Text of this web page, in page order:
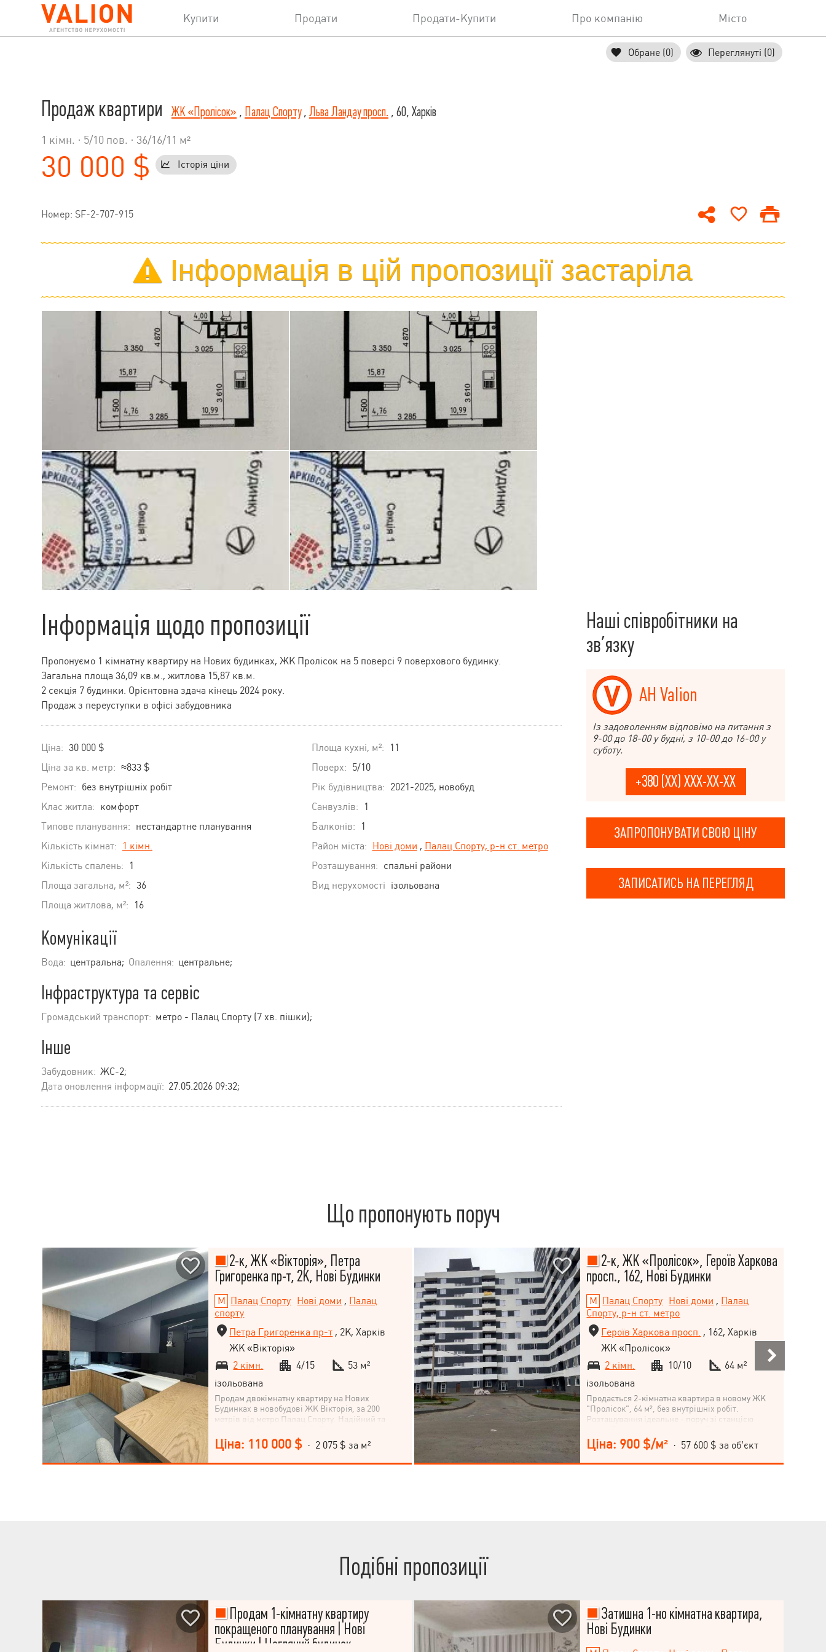
Купити Продати Продати-Купити Про компанію Місто
Обране (0) Переглянуті (0)
Продаж квартири ЖК «Пролісок» , Палац Спорту, Льва Ландау просп. , 60, Харків
1 кімн. · 5/10 пов. · 36/16/11 м²
30 000 $ Історія ціни
Номер: SF-2-707-915
Інформація в цій пропозиції застаріла
Інформація щодо пропозиції
Пропонуємо 1 кімнатну квартиру на Нових будинках, ЖК Пролісок на 5 поверсі 9 поверхового будинку.
Загальна площа 36,09 кв.м., житлова 15,87 кв.м.
2 секція 7 будинки. Орієнтовна здача кінець 2024 року.
Продаж з переуступки в офісі забудовника
Ціна: 30 000 $
Ціна за кв. метр: ≈833 $
Ремонт: без внутрішніх робіт
Клас житла: комфорт
Типове планування: нестандартне планування
Кількість кімнат:
1 кімн.
Кількість спалень:
1
Площа загальна, м²: 36
Площа житлова, м²:
16
Площа кухні, м²:
11
Поверх: 5/10
Рік будівництва: 2021-2025, новобуд
Санвузлів:
1
Балконів:
1
Район міста: Нові доми , Палац Спорту, р-н ст. метро
Розташування: спальні райони
Вид нерухомості ізольована
Комунікації
Вода: центральна; Опалення: центральне;
Інфраструктура та сервіс
Громадський транспорт: метро - Палац Спорту (7 хв. пішки);
Інше
Забудовник: ЖС-2;
Дата оновлення інформації: 27.05.2026 09:32;
Наші співробітники на
зв’язку
АН Valion
Із задоволенням відповімо на питання з
9-00 до 18-00 у будні, з 10-00 до 16-00 у
суботу.
+380 (XX) XXX-XX-XX
ЗАПРОПОНУВАТИ СВОЮ ЦІНУ
ЗАПИСАТИСЬ НА ПЕРЕГЛЯД
Що пропонують поруч
2-к, ЖК «Вікторія», Петра
Григоренка пр-т, 2К, Нові Будинки
Палац Спорту Нові доми , Палац
спорту
Петра Григоренка пр-т , 2К, Харків
ЖК «Вікторія»
2 кімн.
4/15
53 м²
ізольована
Продам двокімнатну квартиру на Нових
Будинках в новобудові ЖК Вікторія, за 200
метрів від метро Палац Спорту. Надійний та
територія з відеоспостереженням по периметру,
дитячий майданчик, паркомісце, консьєрж
сервіс, 2 ліфти (вантажний та пасажирський).
Ціна: 110 000 $ · 2 075 $ за м²
2-к, ЖК «Пролісок», Героїв Харкова
просп., 162, Нові Будинки
Палац Спорту Нові доми , Палац
Спорту, р-н ст. метро
Героїв Харкова просп. , 162, Харків
ЖК «Пролісок»
2 кімн.
10/10
64 м²
ізольована
Продається 2-кімнатна квартира в новому ЖК
"Пролісок", 64 м², без внутрішніх робіт.
Розташування ідеальне - поруч зі станцією
Квартира на останньому поверсі 10-поверхового
будинку, кухня 12 м² - все для вашого комфорту.
Не втрачайте шансу стати власником цієї
Ціна: 900 $/м² · 57 600 $ за об’єкт
Подібні пропозиції
Продам 1-кімнатну квартиру
покращеного планування | Нові
Будинки | Цегляний будинок
Затишна 1-но кімнатна квартира,
Нові Будинки